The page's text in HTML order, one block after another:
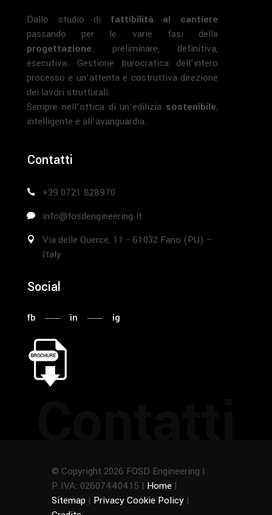
Dallo studio di fattibilità al cantiere
passando per le varie fasi della
progettazione: preliminare, definitiva,
esecutiva. Gestione burocratica dell’intero
processo e un’attenta e costruttiva direzione
dei lavori strutturali.
Sempre nell’ottica di un’edilizia sostenibile,
intelligente e all’avanguardia.
Contatti
+39 0721 828970
info@fosdengineering.it
Via delle Querce, 11 - 61032 Fano (PU) –
Italy
Social
fb in ig
© Copyright 2026 FOSD Engineering |
P.IVA: 02607440415 | Home |
Sitemap | Privacy Cookie Policy |